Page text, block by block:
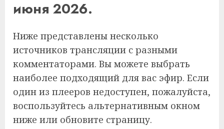
июня 2026.
Ниже представлены несколько
источников трансляции с разными
комментаторами. Вы можете выбрать
наиболее подходящий для вас эфир. Если
один из плееров недоступен, пожалуйста,
воспользуйтесь альтернативным окном
ниже или обновите страницу.